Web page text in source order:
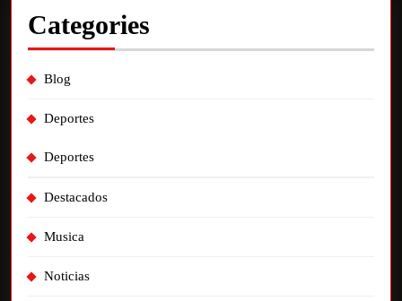
Categories
Blog
Deportes
Deportes
Destacados
Musica
Noticias